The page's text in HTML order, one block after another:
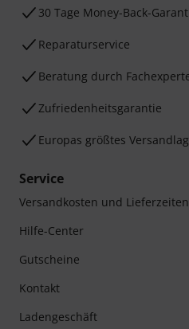
30 Tage Money-Back-
Reparaturservice
Beratung durch
Zufriedenheitsgarantie
Europas größtes
Service
Versandkosten und Lieferzeiten
Hilfe-Center
Gutscheine
Kontakt
Ladengeschäft